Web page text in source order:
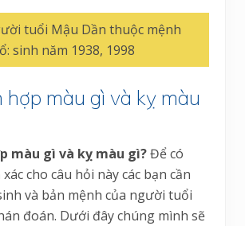
tuổi Mậu Dần thuộc mệnh
sinh năm 1938, 1998
hợp màu gì và kỵ màu
màu gì và kỵ màu gì?Để có
cho câu hỏi này các bạn cần
và bản mệnh của người tuổi
đoán. Dưới đây chúng mình sẽ